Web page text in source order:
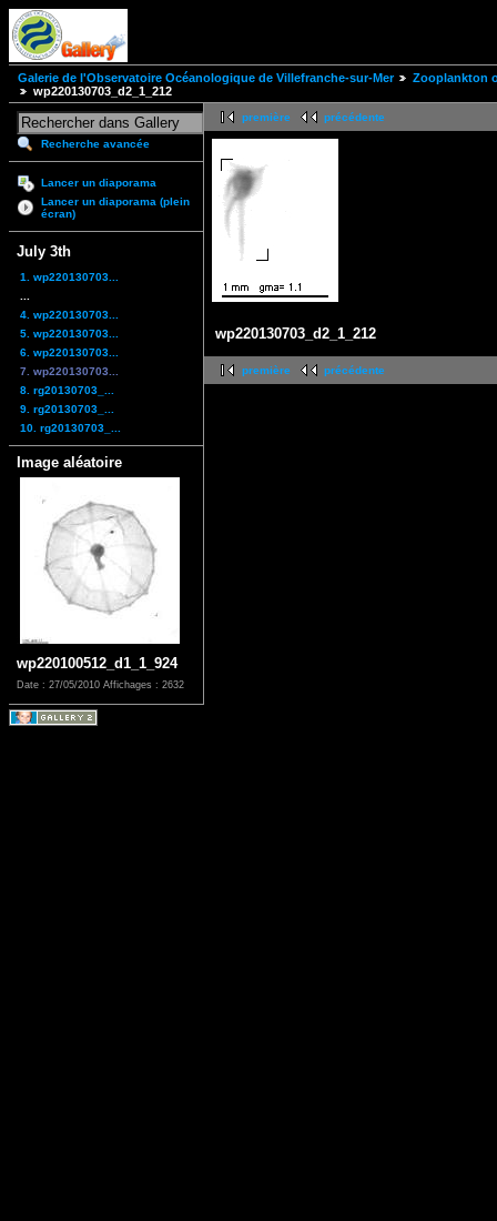
Galerie de l'Observatoire Océanologique de Villefranche-sur-Mer
Zooplankton
wp220130703_d2_1_212
Recherche avancée
Lancer un diaporama
Lancer un diaporama (plein
écran)
July 3th
1. wp220130703...
4. wp220130703...
5. wp220130703...
6. wp220130703...
7. wp220130703...
8. rg20130703_...
9. rg20130703_...
10. rg20130703_...
Image aléatoire
wp220100512_d1_1_924
Date : 27/05/2010 Affichages : 2632
première précédente
wp220130703_d2_1_212
première précédente